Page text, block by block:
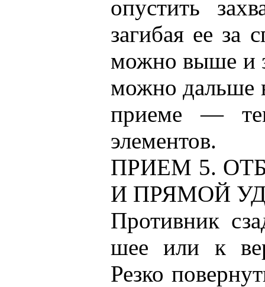
опустить
загибая ее за
можно выше и
можно дальше
приеме —
элементов.
ПРИЕМ 5.
И ПРЯМОЙ
Противник
шее или к
Резко